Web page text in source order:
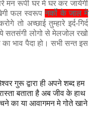
मन रूपी घर मे घर कर जायेगी
फल स्वरूपनर्को के जाल मे
तो अच्छाई तुम्हारे इर्द-गिर्द
सतसंगी लोगो से मेलजोल रखो
भाव पैदा हो। सभी सन्त इस
गुरू द्वारा ही अपने शब्द हम
बताता है अब जीव के हाथ
का या आवागमन मे गोते खाने